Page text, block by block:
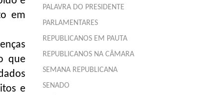
em
que
e
PALAVRA DO PRESIDENTE
PARLAMENTARES
REPUBLICANOS EM PAUTA
REPUBLICANOS NA CÂMARA
SEMANA REPUBLICANA
SENADO